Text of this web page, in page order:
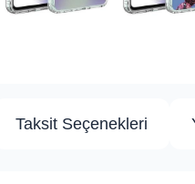
Taksit Seçenekleri